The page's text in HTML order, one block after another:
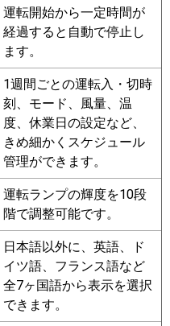
運転開始から一定時間が
経過すると自動で停止し
ます。
1週間ごとの運転入・切時
刻、モード、風量、温
度、休業日の設定など、
きめ細かくスケジュール
管理ができます。
運転ランプの輝度を10段
階で調整可能です。
日本語以外に、英語、ド
イツ語、フランス語など
全7ヶ国語から表示を選択
できます。